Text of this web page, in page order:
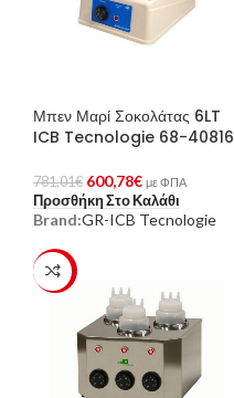
Μπεν Μαρί Σοκολάτας 6LT
ICB Tecnologie 68-40816
781,01€ 600,78€ με ΦΠΑ
Προσθήκη Στο Καλάθι
Brand:GR-ICB Tecnologie
-23%